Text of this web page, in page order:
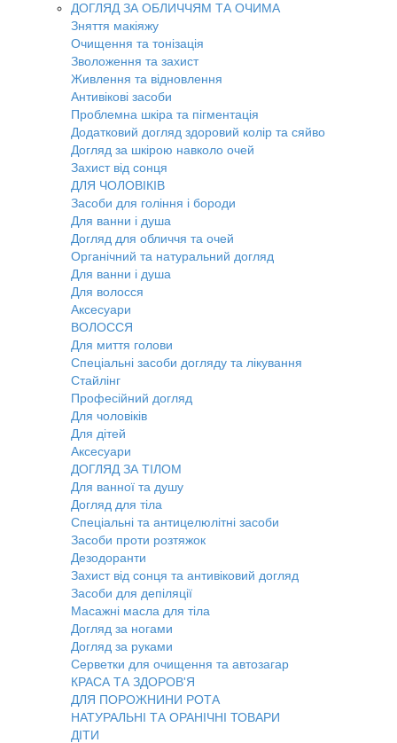
ДОГЛЯД ЗА ОБЛИЧЧЯМ ТА ОЧИМА
Зняття макіяжу
Очищення та тонізація
Зволоження та захист
Живлення та відновлення
Антивікові засоби
Проблемна шкіра та пігментація
Додатковий догляд здоровий колір та сяйво
Догляд за шкірою навколо очей
Захист від сонця
ДЛЯ ЧОЛОВІКІВ
Засоби для гоління і бороди
Для ванни і душа
Догляд для обличчя та очей
Органічний та натуральний догляд
Для ванни і душа
Для волосся
Аксесуари
ВОЛОССЯ
Для миття голови
Спеціальні засоби догляду та лікування
Стайлінг
Професійний догляд
Для чоловіків
Для дітей
Аксесуари
ДОГЛЯД ЗА ТІЛОМ
Для ванної та душу
Догляд для тіла
Спеціальні та антицелюлітні засоби
Засоби проти розтяжок
Дезодоранти
Захист від сонця та антивіковий догляд
Засоби для депіляції
Масажні масла для тіла
Догляд за ногами
Догляд за руками
Серветки для очищення та автозагар
КРАСА ТА ЗДОРОВ'Я
ДЛЯ ПОРОЖНИНИ РОТА
НАТУРАЛЬНІ ТА ОРАНІЧНІ ТОВАРИ
ДІТИ